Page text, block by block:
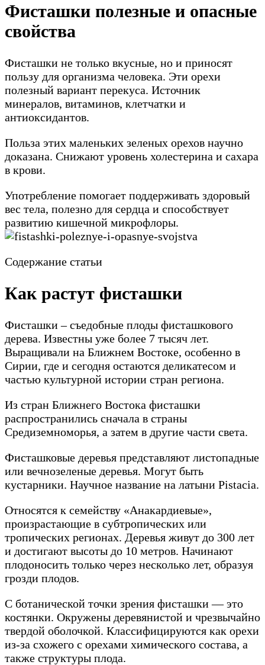
Фисташки полезные и опасные
свойства
Фисташки не только вкусные, но и приносят
пользу для организма человека. Эти орехи
полезный вариант перекуса. Источник
минералов, витаминов, клетчатки и
антиоксидантов.
Польза этих маленьких зеленых орехов научно
доказана. Снижают уровень холестерина и сахара
в крови.
Употребление помогает поддерживать здоровый
вес тела, полезно для сердца и способствует
развитию кишечной микрофлоры.
Содержание статьи
Как растут фисташки
Фисташки – съедобные плоды фисташкового
дерева. Известны уже более 7 тысяч лет.
Выращивали на Ближнем Востоке, особенно в
Сирии, где и сегодня остаются деликатесом и
частью культурной истории стран региона.
Из стран Ближнего Востока фисташки
распространились сначала в страны
Средиземноморья, а затем в другие части света.
Фисташковые деревья представляют листопадные
или вечнозеленые деревья. Могут быть
кустарники. Научное название на латыни Pistacia.
Относятся к семейству «Анакардиевые»,
произрастающие в субтропических или
тропических регионах. Деревья живут до 300 лет
и достигают высоты до 10 метров. Начинают
плодоносить только через несколько лет, образуя
грозди плодов.
С ботанической точки зрения фисташки — это
костянки. Окружены деревянистой и чрезвычайно
твердой оболочкой. Классифицируются как орехи
из-за схожего с орехами химического состава, а
также структуры плода.